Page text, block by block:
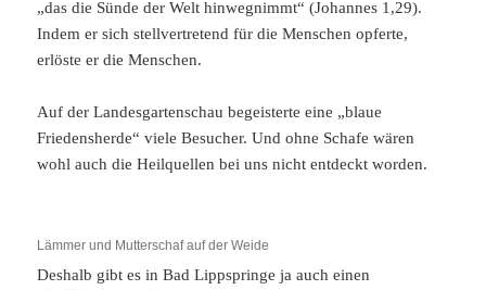
„das die Sünde der Welt hinwegnimmt“ (Johannes 1,29).
Indem er sich stellvertretend für die Menschen opferte,
erlöste er die Menschen.
Auf der Landesgartenschau begeisterte eine „blaue
Friedensherde“ viele Besucher. Und ohne Schafe wären
wohl auch die Heilquellen bei uns nicht entdeckt worden.
Lämmer und Mutterschaf auf der Weide
Deshalb gibt es in Bad Lippspringe ja auch einen